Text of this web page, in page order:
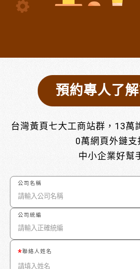
預約專人了
台灣黃頁七大工商站群，13萬
0萬網頁外鏈支
中小企業好幫
公司名稱
公司統編
聯絡人姓名